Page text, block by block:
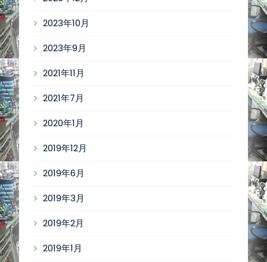
2023年10月
2023年9月
2021年11月
2021年7月
2020年1月
2019年12月
2019年6月
2019年3月
2019年2月
2019年1月